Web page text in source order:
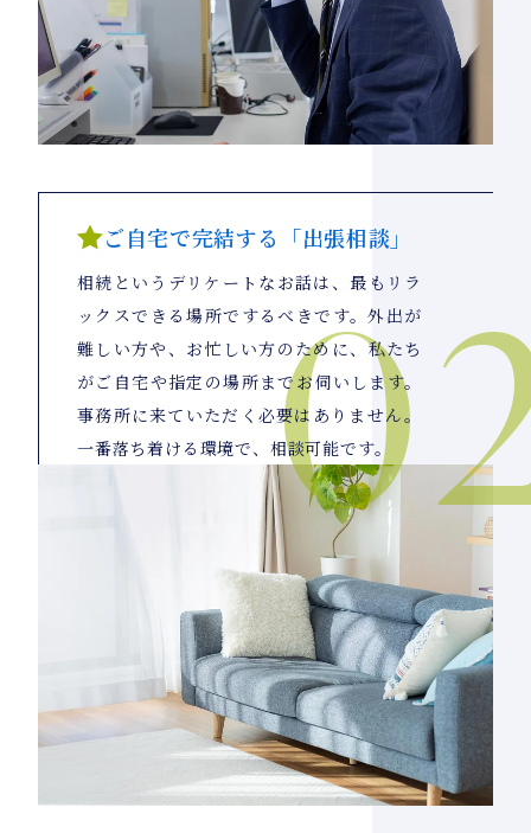
ご自宅で完結する「出張相談」
相続というデリケートなお話は、最もリラ
ックスできる場所でするべきです。外出が
難しい方や、お忙しい方のために、私たち
がご自宅や指定の場所までお伺いします。
事務所に来ていただく必要はありません。
一番落ち着ける環境で、相談可能です。